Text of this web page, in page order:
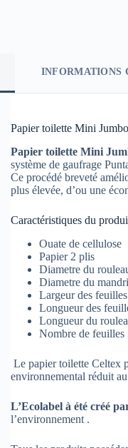
INFORMATIONS
Papier toilette Mini
Papier toilette Mini
système de gaufrage
Ce procédé breveté
plus élevée, d’ou une
Caractéristiques du
Ouate de cellulose
Papier 2 plis
Diametre du
Diametre du
Largeur des
Longueur des
Longueur du
Nombre de feuilles
Le papier toilette Celtex
environnemental réduit
L’Ecolabel à été créé
l’environnement .